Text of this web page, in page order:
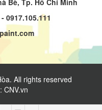
Bè, Tp. Hồ Chí Minh
0917.105.111
All rights reserved
: CNV.vn